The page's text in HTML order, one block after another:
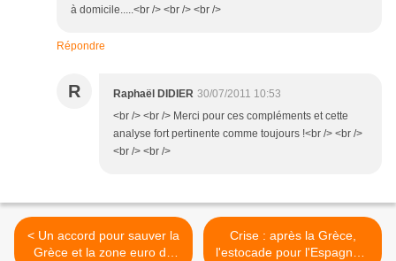
à domicile.....<br /> <br /> <br />
Répondre
R Raphaël DIDIER 30/07/2011 10:53
<br /> <br /> Merci pour ces compléments et cette
analyse fort pertinente comme toujours !<br /> <br />
<br /> <br />
< Un accord pour sauver la
Grèce et la zone euro de
Crise : après la Grèce,
l'estocade pour l'Espagne ?